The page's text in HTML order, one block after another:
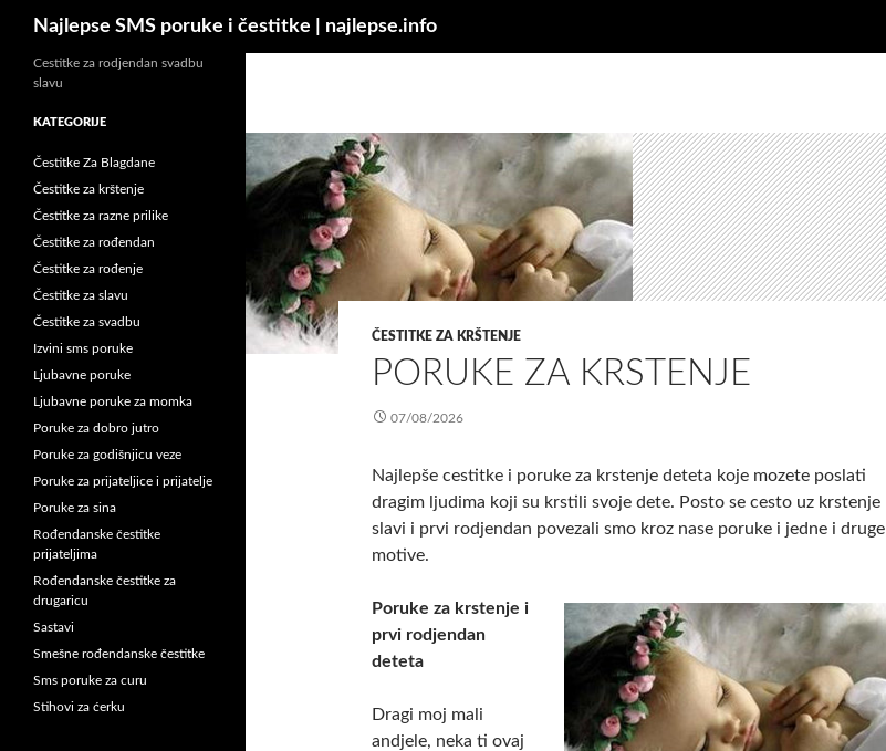
sadržaj
Najlepse SMS poruke i čestitke | najlepse.info
ČESTITKE ZA KRŠTENJE
PORUKE ZA KRSTENJE
07/08/2026
Najlepše cestitke i poruke za krstenje deteta koje mozete poslati
dragim ljudima koji su krstili svoje dete. Posto se cesto uz krstenje
slavi i prvi rodjendan povezali smo kroz nase poruke i jedne i druge
motive.
Poruke za krstenje i
prvi rodjendan
deteta
Dragi moj mali
andjele, neka ti ovaj
Cestitke za rodjendan svadbu
slavu
KATEGORIJE
Čestitke Za Blagdane
Čestitke za krštenje
Čestitke za razne prilike
Čestitke za rođendan
Čestitke za rođenje
Čestitke za slavu
Čestitke za svadbu
Izvini sms poruke
Ljubavne poruke
Ljubavne poruke za momka
Poruke za dobro jutro
Poruke za godišnjicu veze
Poruke za prijateljice i prijatelje
Poruke za sina
Rođendanske čestitke
prijateljima
Rođendanske čestitke za
drugaricu
Sastavi
Smešne rođendanske čestitke
Sms poruke za curu
Stihovi za ćerku